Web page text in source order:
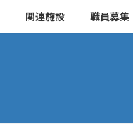
関連施設 職員募集